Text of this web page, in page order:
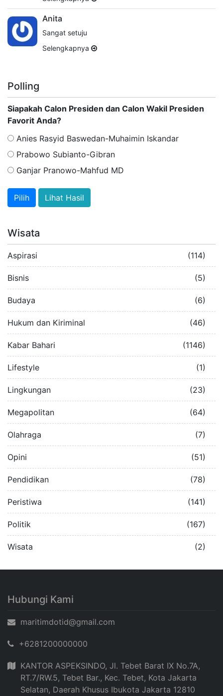
Anita
Sangat setuju
Selengkapnya
Polling
Siapakah Calon Presiden dan Calon Wakil Presiden
Favorit Anda?
Anies Rasyid Baswedan-Muhaimin Iskandar
Prabowo Subianto-Gibran
Ganjar Pranowo-Mahfud MD
Lihat Hasil
Wisata
Aspirasi (114)
Bisnis (5)
Budaya (6)
Hukum dan Kiriminal (46)
Kabar Bahari (1146)
Lifestyle (1)
Lingkungan (23)
Megapolitan (64)
Olahraga (7)
Opini (51)
Pendidikan (78)
Peristiwa (141)
Politik (167)
Wisata (2)
Hubungi Kami
maritimdotid@gmail.com
+6281200000000
KANTOR ASPEKSINDO, Jl. Tebet Barat IX No.7A,
RT.7/RW.5, Tebet Bar., Kec. Tebet, Kota Jakarta
Selatan, Daerah Khusus Ibukota Jakarta 12810